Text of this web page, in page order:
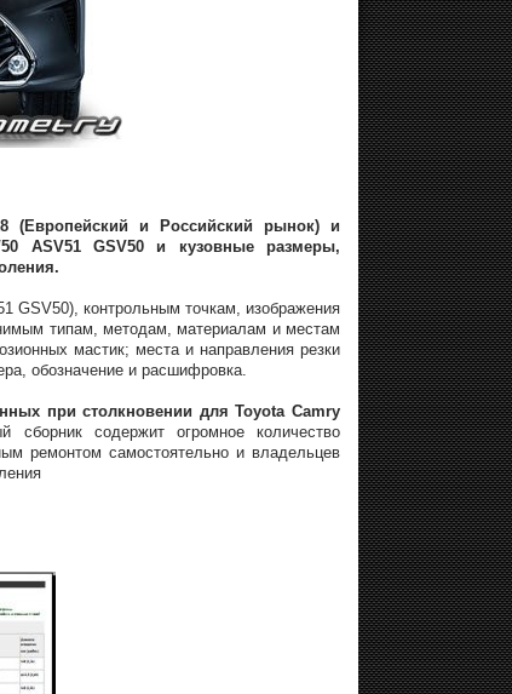
(Европейский и Российский рынок) и
ASV51 GSV50 и кузовные размеры,
GSV50), контрольным точкам, изображения
типам, методам, материалам и местам
мастик; места и направления резки
обозначение и расшифровка.
при столкновении для Toyota Camry
содержит огромное количество
ремонтом самостоятельно и владельцев